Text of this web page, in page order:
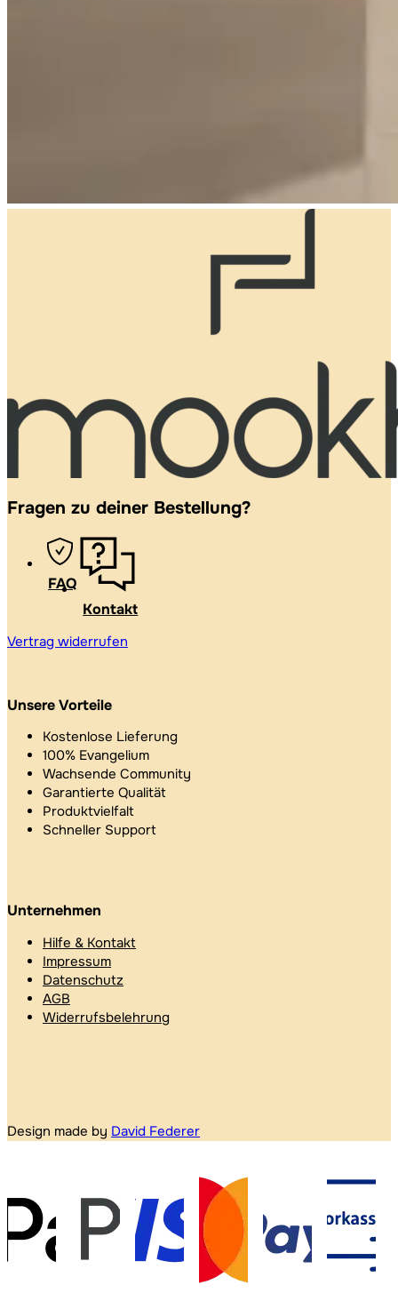
Fragen zu deiner Bestellung?
FAQ
Kontakt
Vertrag widerrufen
Unsere Vorteile
Kostenlose Lieferung
100% Evangelium
Wachsende Community
Garantierte Qualität
Produktvielfalt
Schneller Support
Unternehmen
Hilfe & Kontakt
Impressum
Datenschutz
AGB
Widerrufsbelehrung
Design made by David Federer